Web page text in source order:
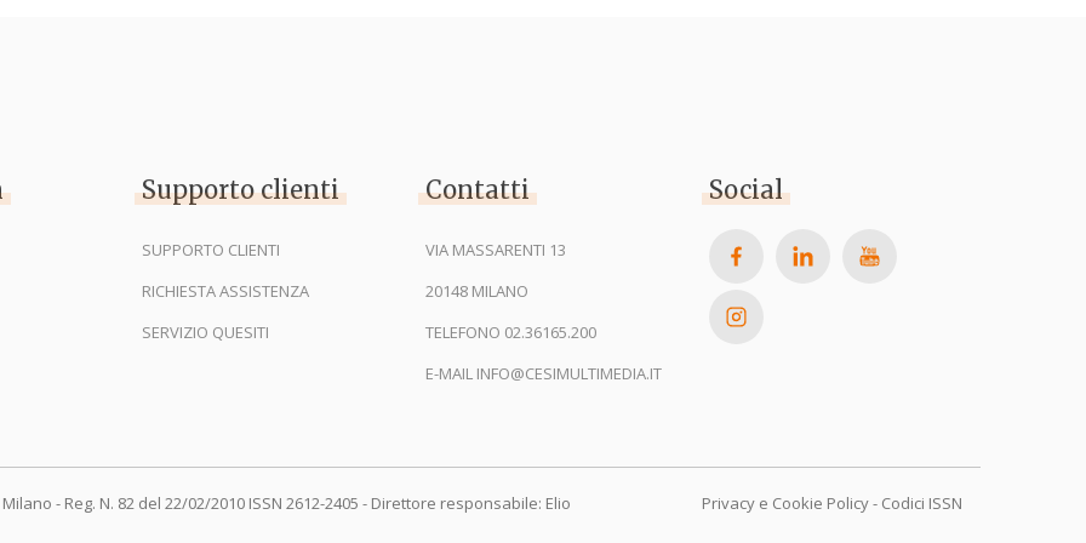
Supporto clienti
SUPPORTO CLIENTI
RICHIESTA ASSISTENZA
SERVIZIO QUESITI
Contatti
VIA MASSARENTI 13
20148 MILANO
TELEFONO 02.36165.200
E-MAIL INFO@CESIMULTIMEDIA.IT
Social
- Reg. N. 82 del 22/02/2010 ISSN 2612-2405 - Direttore responsabile: Elio Privacy e Cookie Policy- Codici ISSN